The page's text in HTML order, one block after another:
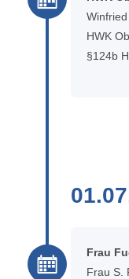
HWK
§124b
Frau
Frau S.